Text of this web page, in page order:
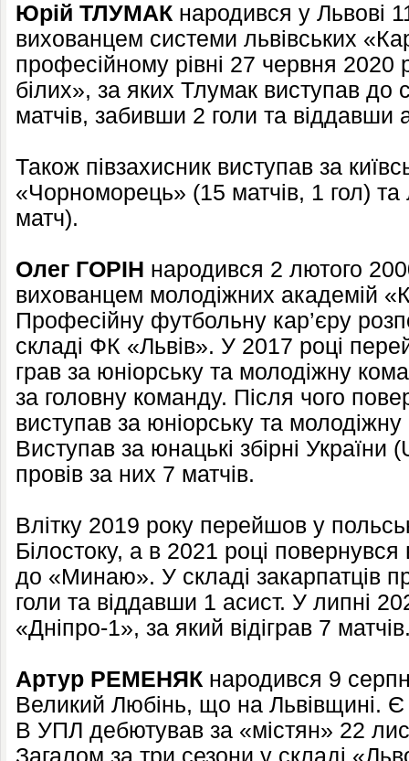
Юрій ТЛУМАК народився у Львові
вихованцем системи львівських
професійному рівні 27 червня 2020
білих», за яких Тлумак виступав до
матчів, забивши 2 голи та віддавши
Також півзахисник виступав за
«Чорноморець» (15 матчів, 1 гол)
матч).
Олег ГОРІН народився 2 лютого
вихованцем молодіжних академій
Професійну футбольну кар’єру
складі ФК «Львів». У 2017 році
грав за юніорську та молодіжну
за головну команду. Після чого
виступав за юніорську та
Виступав за юнацькі збірні
провів за них 7 матчів.
Влітку 2019 року перейшов у
Білостоку, а в 2021 році
до «Минаю». У складі закарпатців
голи та віддавши 1 асист. У липні
«Дніпро-1», за який відіграв 7
Артур РЕМЕНЯК народився 9
Великий Любінь, що на Львівщині.
В УПЛ дебютував за «містян» 22
Загалом за три сезони у складі